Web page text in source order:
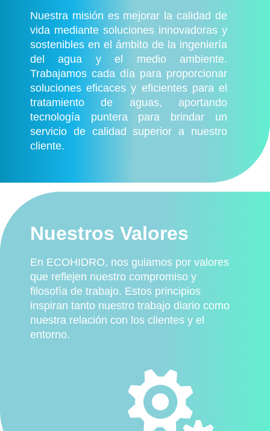
Nuestra misión es mejorar la calidad de
vida mediante soluciones innovadoras y
sostenibles en el ámbito de la ingeniería
del agua y el medio ambiente.
Trabajamos cada día para proporcionar
soluciones eficaces y eficientes para el
tratamiento de aguas, aportando
tecnología puntera para brindar un
servicio de calidad superior a nuestro
cliente.
Nuestros Valores
En ECOHIDRO, nos guiamos por valores
que reflejen nuestro compromiso y
filosofía de trabajo. Estos principios
inspiran tanto nuestro trabajo diario como
nuestra relación con los clientes y el
entorno.